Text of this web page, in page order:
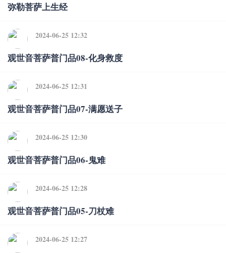
弥勒菩萨上生经
2024-06-25 12:32
观世音菩萨普门品08-化身救度
2024-06-25 12:31
观世音菩萨普门品07-满愿送子
2024-06-25 12:30
观世音菩萨普门品06-鬼难
2024-06-25 12:28
观世音菩萨普门品05-刀杖难
2024-06-25 12:27